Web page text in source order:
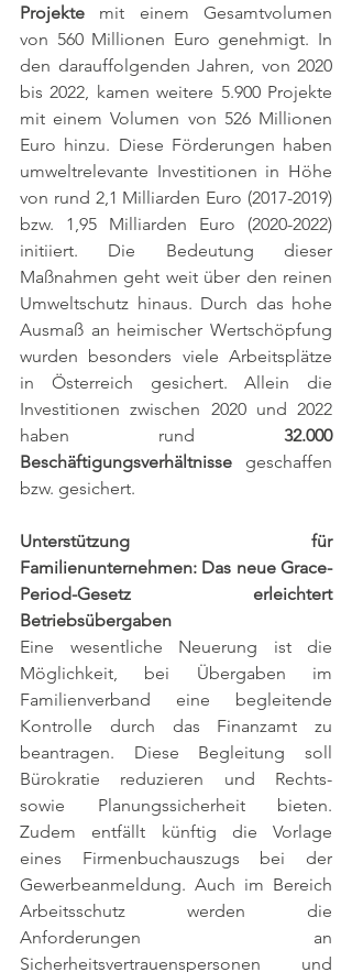
Projekte mit einem Gesamtvolumen
von 560 Millionen Euro genehmigt. In
den darauffolgenden Jahren, von 2020
bis 2022, kamen weitere 5.900 Projekte
mit einem Volumen von 526 Millionen
Euro hinzu. Diese Förderungen haben
umweltrelevante Investitionen in Höhe
von rund 2,1 Milliarden Euro (2017-2019)
bzw. 1,95 Milliarden Euro (2020-2022)
initiiert. Die Bedeutung dieser
Maßnahmen geht weit über den reinen
Umweltschutz hinaus. Durch das hohe
Ausmaß an heimischer Wertschöpfung
wurden besonders viele Arbeitsplätze
in Österreich gesichert. Allein die
Investitionen zwischen 2020 und 2022
haben rund 32.000
Beschäftigungsverhältnisse geschaffen
bzw. gesichert.
Unterstützung für
Familienunternehmen: Das neue Grace-
Period-Gesetz erleichtert
Betriebsübergaben
Eine wesentliche Neuerung ist die
Möglichkeit, bei Übergaben im
Familienverband eine begleitende
Kontrolle durch das Finanzamt zu
beantragen. Diese Begleitung soll
Bürokratie reduzieren und Rechts-
sowie Planungssicherheit bieten.
Zudem entfällt künftig die Vorlage
eines Firmenbuchauszugs bei der
Gewerbeanmeldung. Auch im Bereich
Arbeitsschutz werden die
Anforderungen an
Sicherheitsvertrauenspersonen und